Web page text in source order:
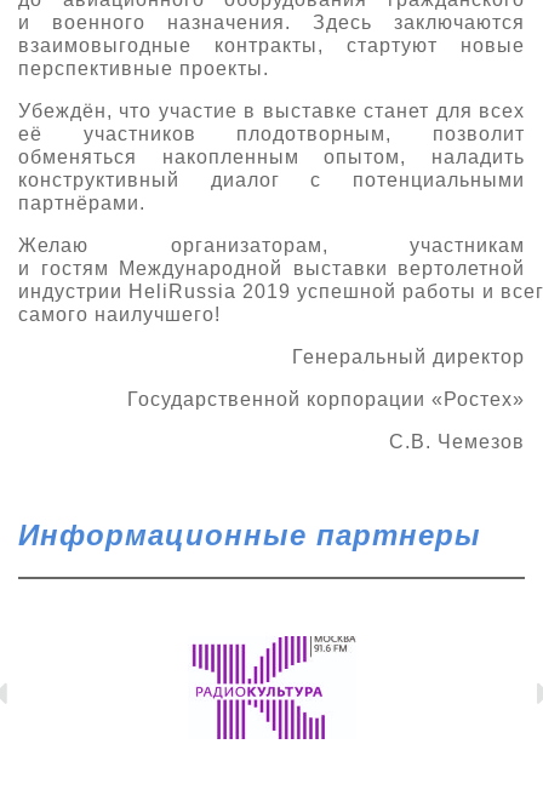
и военного назначения.
Здесь заключаются
взаимовыгодные контракты, стартуют новые
перспективные проекты.
Убеждён, что участие в выставке станет для всех
её участников плодотворным, позволит
обменяться накопленным опытом, наладить
конструктивный диалог с потенциальными
партнёрами.
Желаю организаторам, участникам
и гостям Международной выставки вертолетной
индустрии HeliRussia 2019 успешной работы и
самого наилучшего!
Генеральный директор
Государственной корпорации « Ростех»
С.В. Чемезов
Информационные партнеры